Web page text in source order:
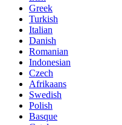
Greek
Turkish
Italian
Danish
Romanian
Indonesian
Czech
Afrikaans
Swedish
Polish
Basque